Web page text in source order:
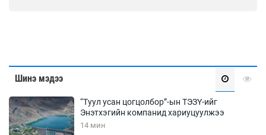
Шинэ мэдээ
“Туул усан цогцолбор”-ын ТЭЗҮ-ийг
Энэтхэгийн компанид хариуцуулжээ
14 мин